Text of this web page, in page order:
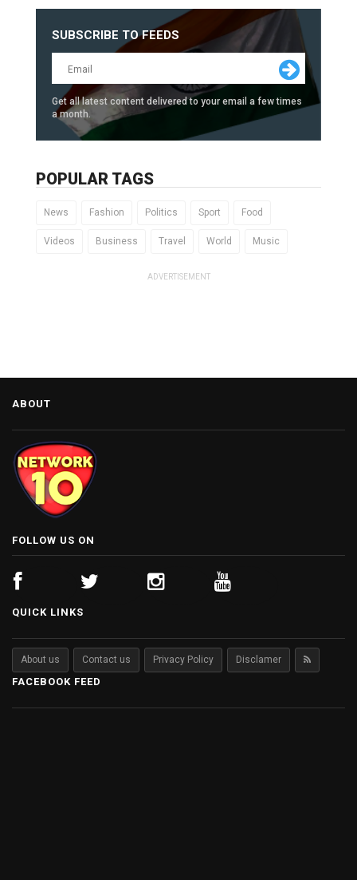
SUBSCRIBE TO FEEDS
Get all latest content delivered to your email a few times
a month.
POPULAR TAGS
News Fashion Politics Sport Food
Videos Business Travel World Music
ADVERTISEMENT
ABOUT
FOLLOW US ON
QUICK LINKS
About us Contact us Privacy Policy Disclamer
FACEBOOK FEED